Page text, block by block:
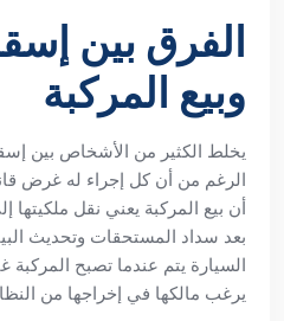
الفرق بين
وبيع المركبة
يخلط الكثير من الأشخاص بين
الرغم من أن كل إجراء له غرض
أن بيع المركبة يعني نقل
بعد سداد المستحقات وتحديث
السيارة يتم عندما تصبح المركبة
يرغب مالكها في إخراجها من